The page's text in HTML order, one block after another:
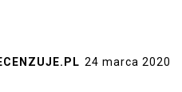
24 marca 2020